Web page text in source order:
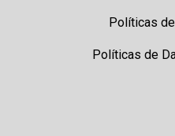
Políticas
Políticas de